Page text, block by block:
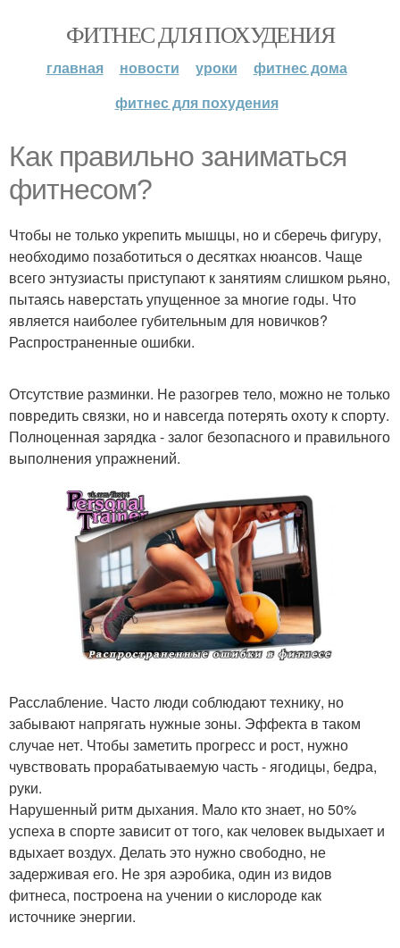
ФИТНЕС ДЛЯ ПОХУДЕНИЯ
главная новости уроки
фитнес дома
фитнес для похудения
Как правильно заниматься
фитнесом?
Чтобы не только укрепить мышцы, но и сберечь фигуру,
необходимо позаботиться о десятках нюансов. Чаще
всего энтузиасты приступают к занятиям слишком рьяно,
пытаясь наверстать упущенное за многие годы. Что
является наиболее губительным для новичков?
Распространенные ошибки.
Отсутствие разминки. Не разогрев тело, можно не только
повредить связки, но и навсегда потерять охоту к спорту.
Полноценная зарядка - залог безопасного и правильного
выполнения упражнений.
Расслабление. Часто люди соблюдают технику, но
забывают напрягать нужные зоны. Эффекта в таком
случае нет. Чтобы заметить прогресс и рост, нужно
чувствовать прорабатываемую часть - ягодицы, бедра,
руки.
Нарушенный ритм дыхания. Мало кто знает, но 50%
успеха в спорте зависит от того, как человек выдыхает и
вдыхает воздух. Делать это нужно свободно, не
задерживая его. Не зря аэробика, один из видов
фитнеса, построена на учении о кислороде как
источнике энергии.